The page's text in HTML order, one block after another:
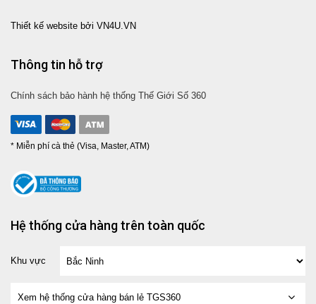
Thiết kế website bởi VN4U.VN
Thông tin hỗ trợ
Chính sách bảo hành hệ thống Thế Giới Số 360
* Miễn phí cà thẻ (Visa, Master, ATM)
Hệ thống cửa hàng trên toàn quốc
Khu vực
Xem hệ thống cửa hàng bán lẻ TGS360